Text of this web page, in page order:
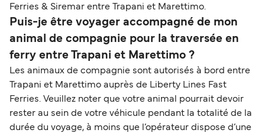
Ferries & Siremar entre Trapani et Marettimo.
Puis-je être voyager accompagné de mon
animal de compagnie pour la traversée en
ferry entre Trapani et Marettimo ?
Les animaux de compagnie sont autorisés à bord entre
Trapani et Marettimo auprès de Liberty Lines Fast
Ferries. Veuillez noter que votre animal pourrait devoir
rester au sein de votre véhicule pendant la totalité de la
durée du voyage, à moins que l’opérateur dispose d’une